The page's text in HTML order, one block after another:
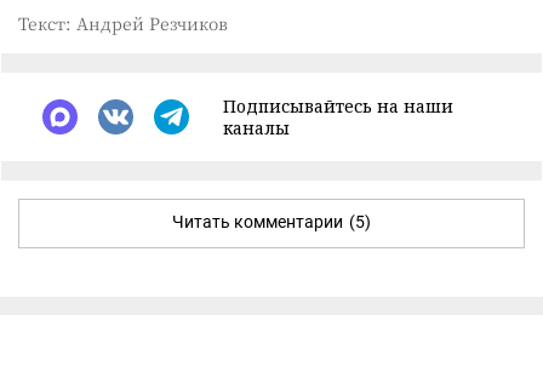
Текст: Андрей Резчиков
Подписывайтесь на наши
каналы
Читать комментарии (5)